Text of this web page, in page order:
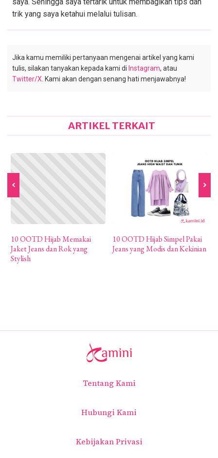
trik yang saya ketahui melalui tulisan.
Jika kamu memiliki pertanyaan mengenai artikel yang kami
tulis, silakan tanyakan kepada kami di Instagram, atau
Twitter/X . Kami akan dengan senang hati menjawabnya!
ARTIKEL TERKAIT
10 OOTD Hijab Memakai
Jaket Jeans dan Rok yang
Stylish
10 OOTD Hijab Simpel Pakai
Jeans yang Modis dan Kekinian
Tentang Kami
Hubungi Kami
Kebijakan Privasi